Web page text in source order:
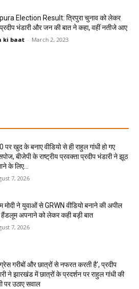
Election Result: त्रिपुरा चुनाव को लेकर
भंडारी और जन की बात ने कहा, वहीं नतीजे आए
ki baat - March 2, 2023
पर खुद के बनाए वीडियो से ही राहुल गांधी हो गए
बीजेपी के राष्ट्रीय प्रवक्ता प्रदीप भंडारी ने झूठ
के लिए...
7, 2026
मोदी ने युवाओं से GRWN वीडियो बनाने की अपील
हैंडलूम अपनाने को लेकर कही बड़ी बात
7, 2026
गरीबों और छात्रों से नफरत करती है’, प्रदीप
ने झारखंड में छात्रों के प्रदर्शन पर राहुल गांधी की
पर उठाए सवाल